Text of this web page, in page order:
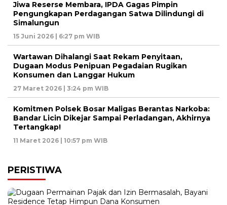
Jiwa Reserse Membara, IPDA Gagas Pimpin
Pengungkapan Perdagangan Satwa Dilindungi di
Simalungun
15 Juni 2026 | 6:27 pm WIB
Wartawan Dihalangi Saat Rekam Penyitaan,
Dugaan Modus Penipuan Pegadaian Rugikan
Konsumen dan Langgar Hukum
27 Maret 2026 | 3:24 pm WIB
Komitmen Polsek Bosar Maligas Berantas Narkoba:
Bandar Licin Dikejar Sampai Perladangan, Akhirnya
Tertangkap!
11 Maret 2026 | 10:57 pm WIB
PERISTIWA